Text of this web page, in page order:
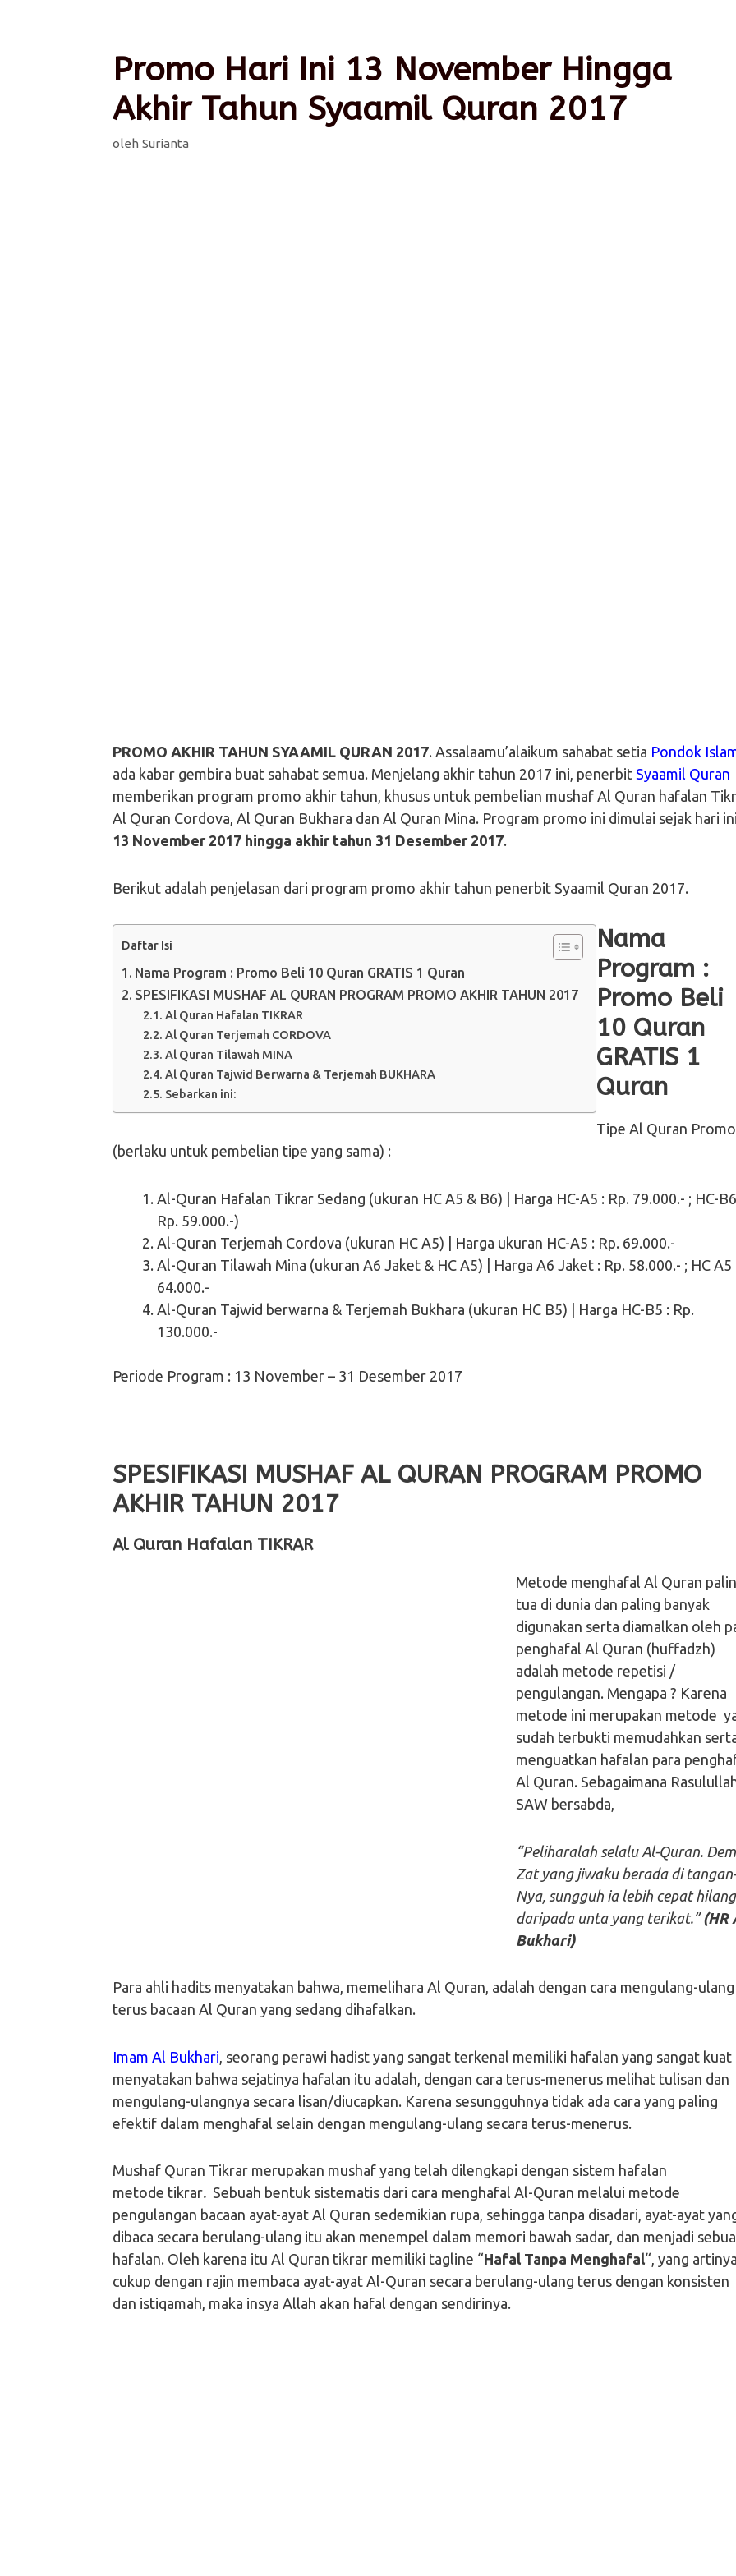
Promo Hari Ini 13 November Hingga
Akhir Tahun Syaamil Quran 2017
oleh Surianta
PROMO AKHIR TAHUN SYAAMIL QURAN 2017. Assalaamu’alaikum sahabat setia Pondok
ada kabar gembira buat sahabat semua. Menjelang akhir tahun 2017 ini, penerbit Syaamil Quran
memberikan program promo akhir tahun, khusus untuk pembelian mushaf Al Quran hafalan
Al Quran Cordova, Al Quran Bukhara dan Al Quran Mina. Program promo ini dimulai sejak hari
13 November 2017 hingga akhir tahun 31 Desember 2017.
Berikut adalah penjelasan dari program promo akhir tahun penerbit Syaamil Quran 2017.
Daftar Isi
Nama Program : Promo Beli 10 Quran GRATIS 1 Quran
SPESIFIKASI MUSHAF AL QURAN PROGRAM PROMO AKHIR TAHUN 2017
Al Quran Hafalan TIKRAR
Al Quran Terjemah CORDOVA
Al Quran Tilawah MINA
Al Quran Tajwid Berwarna & Terjemah BUKHARA
Sebarkan ini:
Nama
Program :
Promo Beli
10 Quran
GRATIS 1
Quran
Tipe Al Quran Promo
(berlaku untuk pembelian tipe yang sama) :
Al-Quran Hafalan Tikrar Sedang (ukuran HC A5 & B6) | Harga HC-A5 : Rp. 79.000.- ; HC-
Rp. 59.000.-)
Al-Quran Terjemah Cordova (ukuran HC A5) | Harga ukuran HC-A5 : Rp. 69.000.-
Al-Quran Tilawah Mina (ukuran A6 Jaket & HC A5) | Harga A6 Jaket : Rp. 58.000.- ; HC A5
64.000.-
Al-Quran Tajwid berwarna & Terjemah Bukhara (ukuran HC B5) | Harga HC-B5 : Rp.
130.000.-
Periode Program : 13 November – 31 Desember 2017
SPESIFIKASI MUSHAF AL QURAN PROGRAM PROMO
AKHIR TAHUN 2017
Al Quran Hafalan TIKRAR
Metode menghafal Al Quran
tua di dunia dan paling banyak
digunakan serta diamalkan oleh
penghafal Al Quran (huffadzh)
adalah metode repetisi /
pengulangan. Mengapa ? Karena
metode ini merupakan metode
sudah terbukti memudahkan
menguatkan hafalan para
Al Quran. Sebagaimana
SAW bersabda,
“Peliharalah selalu Al-Quran.
Zat yang jiwaku berada di tangan-
Nya, sungguh ia lebih cepat hilang
daripada unta yang terikat.”(HR
Bukhari)
Para ahli hadits menyatakan bahwa, memelihara Al Quran, adalah dengan cara mengulang-ulang
terus bacaan Al Quran yang sedang dihafalkan.
Imam Al Bukhari , seorang perawi hadist yang sangat terkenal memiliki hafalan yang sangat kuat
menyatakan bahwa sejatinya hafalan itu adalah, dengan cara terus-menerus melihat tulisan dan
mengulang-ulangnya secara lisan/diucapkan. Karena sesungguhnya tidak ada cara yang paling
efektif dalam menghafal selain dengan mengulang-ulang secara terus-menerus.
Mushaf Quran Tikrar merupakan mushaf yang telah dilengkapi dengan sistem hafalan
metode tikrar. Sebuah bentuk sistematis dari cara menghafal Al-Quran melalui metode
pengulangan bacaan ayat-ayat Al Quran sedemikian rupa, sehingga tanpa disadari, ayat-ayat
dibaca secara berulang-ulang itu akan menempel dalam memori bawah sadar, dan menjadi
hafalan. Oleh karena itu Al Quran tikrar memiliki tagline “Hafal Tanpa Menghafal“, yang artinya
cukup dengan rajin membaca ayat-ayat Al-Quran secara berulang-ulang terus dengan konsisten
dan istiqamah, maka insya Allah akan hafal dengan sendirinya.